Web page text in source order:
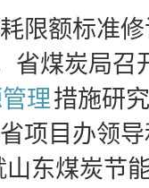
限额标准
省煤炭局召
理措施研
项目办领
东煤炭节